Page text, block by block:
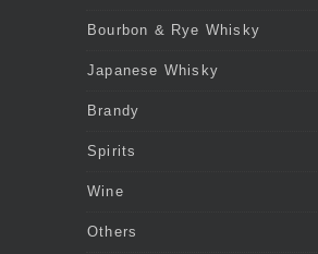
Bourbon & Rye Whisky
Japanese Whisky
Brandy
Spirits
Wine
Others